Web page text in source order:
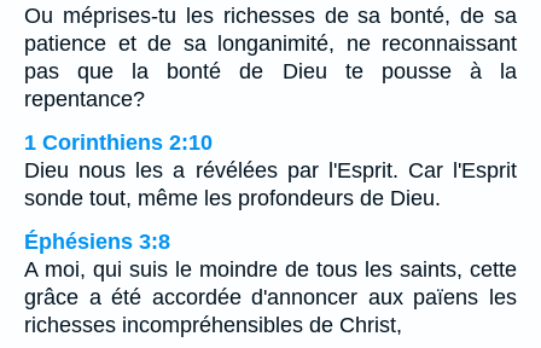
Ou méprises-tu les richesses de sa bonté, de sa
patience et de sa longanimité, ne reconnaissant
pas que la bonté de Dieu te pousse à la
repentance?
1 Corinthiens 2:10
Dieu nous les a révélées par l'Esprit. Car l'Esprit
sonde tout, même les profondeurs de Dieu.
Éphésiens 3:8
A moi, qui suis le moindre de tous les saints, cette
grâce a été accordée d'annoncer aux païens les
richesses incompréhensibles de Christ,